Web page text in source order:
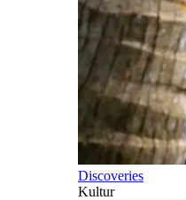
Discoveries
Kultur